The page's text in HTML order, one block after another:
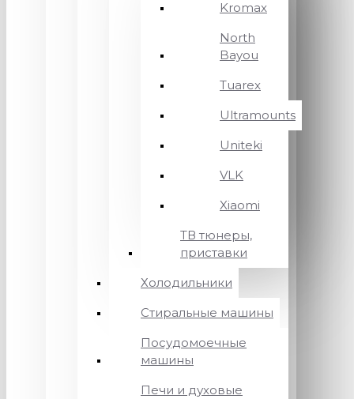
Kromax
North
Bayou
Tuarex
Ultramounts
Uniteki
VLK
Xiaomi
ТВ тюнеры,
приставки
Холодильники
Стиральные машины
Посудомоечные
машины
Печи и духовые